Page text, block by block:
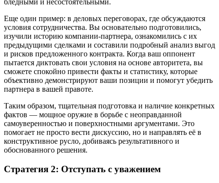
бледными и несостоятельными.
Еще один пример: в деловых переговорах, где обсуждаются
условия сотрудничества. Вы основательно подготовились,
изучили историю компании-партнера, ознакомились с их
предыдущими сделками и составили подробный анализ выгод
и рисков предложенного контракта. Когда ваш оппонент
пытается диктовать свои условия на основе авторитета, вы
сможете спокойно привести факты и статистику, которые
объективно демонстрируют ваши позиции и помогут убедить
партнера в вашей правоте.
Таким образом, тщательная подготовка и наличие конкретных
фактов — мощное оружие в борьбе с неоправданной
самоуверенностью и поверхностными аргументами. Это
помогает не просто вести дискуссию, но и направлять её в
конструктивное русло, добиваясь результативного и
обоснованного решения.
Стратегия 2: Отступать с уважением